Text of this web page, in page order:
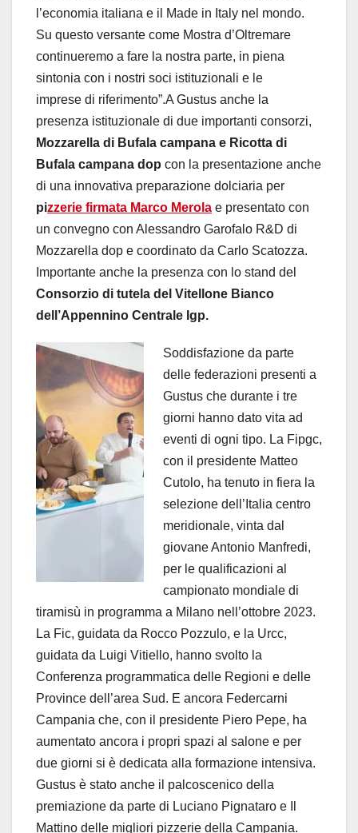
l’economia italiana e il Made in Italy nel mondo.
Su questo versante come Mostra d’Oltremare
continueremo a fare la nostra parte, in piena
sintonia con i nostri soci istituzionali e le
imprese di riferimento”.A Gustus anche la
presenza istituzionale di due importanti consorzi,
Mozzarella di Bufala campana e Ricotta di
Bufala campana dop con la presentazione anche
di una innovativa preparazione dolciaria per
pizzerie firmata Marco Merola e presentato con
un convegno con Alessandro Garofalo R&D di
Mozzarella dop e coordinato da Carlo Scatozza.
Importante anche la presenza con lo stand del
Consorzio di tutela del Vitellone Bianco
dell’Appennino Centrale Igp.
Soddisfazione da parte
delle federazioni presenti a
Gustus che durante i tre
giorni hanno dato vita ad
eventi di ogni tipo. La Fipgc,
con il presidente Matteo
Cutolo, ha tenuto in fiera la
selezione dell’Italia centro
meridionale, vinta dal
giovane Antonio Manfredi,
per le qualificazioni al
campionato mondiale di
tiramisù in programma a Milano nell’ottobre 2023.
La Fic, guidata da Rocco Pozzulo, e la Urcc,
guidata da Luigi Vitiello, hanno svolto la
Conferenza programmatica delle Regioni e delle
Province dell’area Sud. E ancora Federcarni
Campania che, con il presidente Piero Pepe, ha
aumentato ancora i propri spazi al salone e per
due giorni si è dedicata alla formazione intensiva.
Gustus è stato anche il palcoscenico della
premiazione da parte di Luciano Pignataro e Il
Mattino delle migliori pizzerie della Campania.